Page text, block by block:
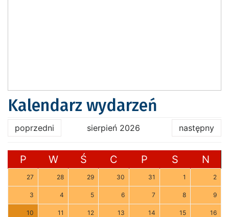
Kalendarz wydarzeń
poprzedni sierpień 2026 następny
P W Ś C P S N
27 28 29 30 31 1 2
3 4 5 6 7 8 9
10 11 12 13 14 15 16